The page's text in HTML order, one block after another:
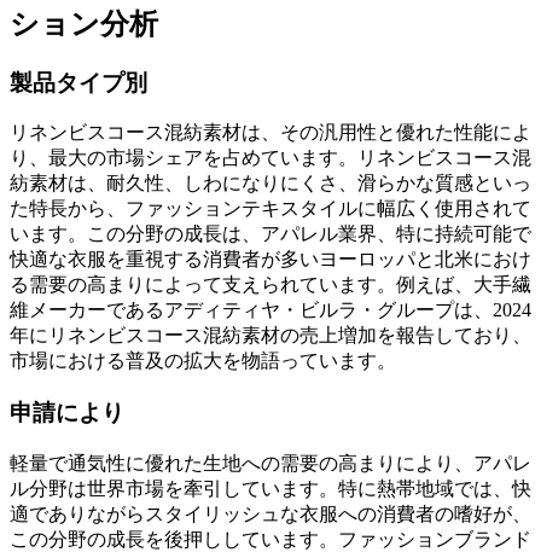
ション分析
製品タイプ別
リネンビスコース混紡素材は、その汎用性と優れた性能によ
り、最大の市場シェアを占めています。リネンビスコース混
紡素材は、耐久性、しわになりにくさ、滑らかな質感といっ
た特長から、ファッションテキスタイルに幅広く使用されて
います。この分野の成長は、アパレル業界、特に持続可能で
快適な衣服を重視する消費者が多いヨーロッパと北米におけ
る需要の高まりによって支えられています。例えば、大手繊
維メーカーであるアディティヤ・ビルラ・グループは、2024
年にリネンビスコース混紡素材の売上増加を報告しており、
市場における普及の拡大を物語っています。
申請により
軽量で通気性に優れた生地への需要の高まりにより、アパレ
ル分野は世界市場を牽引しています。特に熱帯地域では、快
適でありながらスタイリッシュな衣服への消費者の嗜好が、
この分野の成長を後押ししています。ファッションブランド